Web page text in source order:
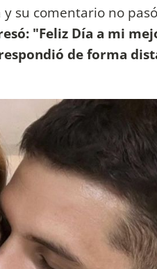
su comentario no
"Feliz Día a mi
de forma